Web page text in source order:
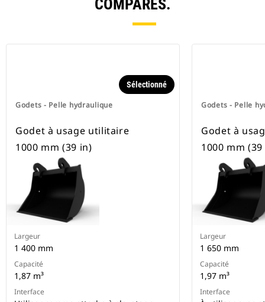
COMPARÉS.
Godets - Pelle hydraulique
Sélectionné
Godet à usage utilitaire
1000 mm (39 in)
Largeur
1 400 mm
Capacité
1,87 m³
Interface
Godets - Pelle
Godet à
1000 mm
Largeur
1 650 mm
Capacité
1,97 m³
Interface